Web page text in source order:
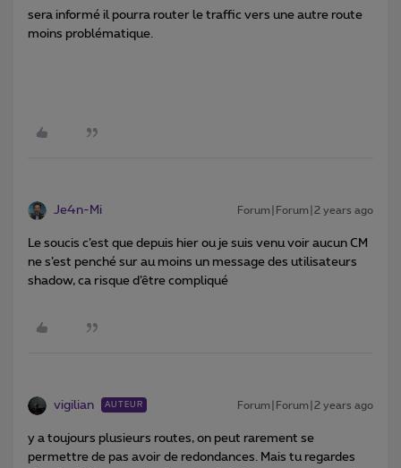
sera informé il pourra router le traffic vers une autre route
moins problématique.
Je4n-Mi Forum|Forum|2 years ago
Le soucis c’est que depuis hier ou je suis venu voir aucun CM
ne s’est penché sur au moins un message des utilisateurs
shadow, ca risque d’être compliqué
vigilian AUTEUR Forum|Forum|2 years ago
y a toujours plusieurs routes, on peut rarement se
permettre de pas avoir de redondances. Mais tu regardes